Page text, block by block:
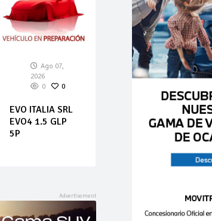
Ago 07,
2026
0
0
EVO ITALIA SRL
EVO4 1.5 GLP
5P